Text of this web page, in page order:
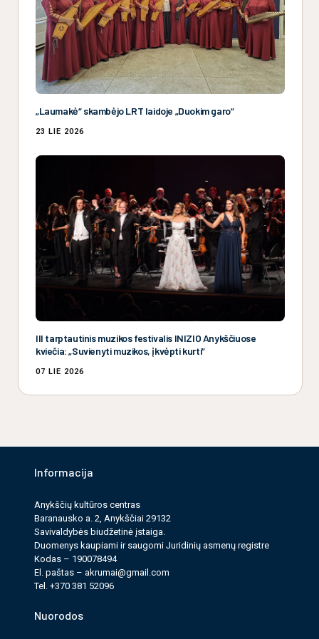
„Laumakė“ skambėjo LRT laidoje „Duokim garo“
23 LIE 2026
III tarptautinis muzikos festivalis INIZIO Anykščiuose
kviečia: „Suvienyti muzikos, įkvėpti kurti“
07 LIE 2026
Informacija
Anykščių kultūros cen­tras
Baranausko a. 2, Anykščiai 29132
Savi­valdy­bės biudžet­inė įstaiga.
Duomenys kau­pi­ami ir saugomi Juri­dinių asmenų reg­istre
Kodas – 190078494
El. paš­tas – akrumai@gmail.com
Tel. +370 381 52096
Nuorodos